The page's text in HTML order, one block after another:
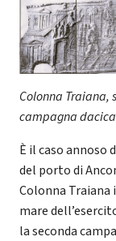
Colonna Traiana,
campagna
È il caso annoso
del porto di
Colonna
mare
la seconda